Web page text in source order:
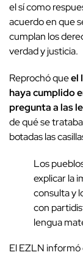
el sí como
acuerdo en que
cumplan los
verdad y justicia.
Reprochó queel
haya cumplido
pregunta a las
de qué se
botadas las
Los
explicar la
consulta y
con
lengua
El EZLN informó